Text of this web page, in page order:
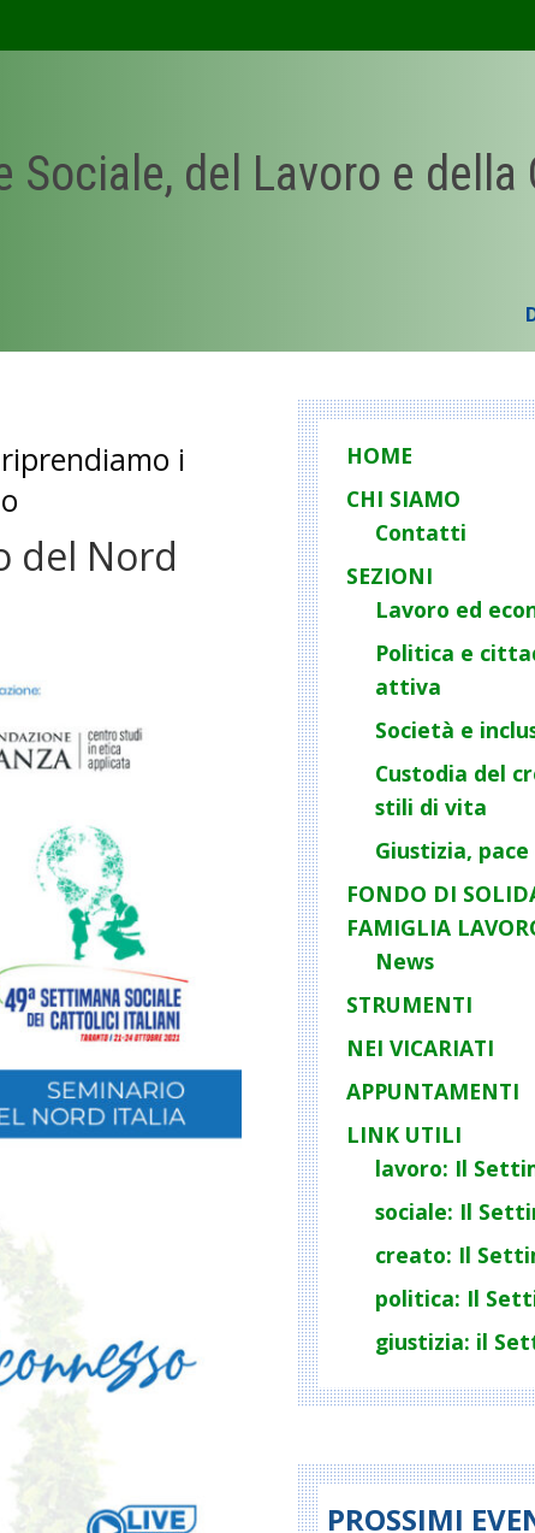
Sociale, del Lavoro e della
i
del Nord
HOME
CHI SIAMO
Contatti
SEZIONI
Lavoro ed
Politica e
attiva
Società e
Custodia del
stili di vita
Giustizia,
FONDO DI
FAMIGLIA
News
STRUMENTI
NEI VICARIATI
APPUNTAMENTI
LINK UTILI
lavoro: Il
sociale: Il
creato: Il
politica: Il
giustizia: il
PROSSIMI